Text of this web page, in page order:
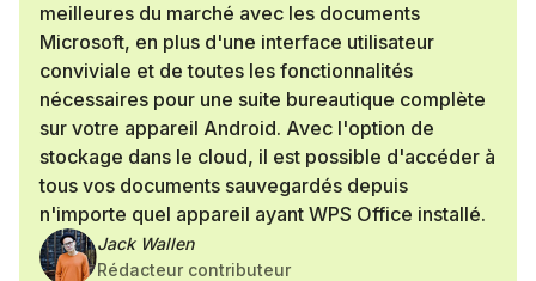
meilleures du marché avec les documents
Microsoft, en plus d'une interface utilisateur
conviviale et de toutes les fonctionnalités
nécessaires pour une suite bureautique complète
sur votre appareil Android. Avec l'option de
stockage dans le cloud, il est possible d'accéder à
tous vos documents sauvegardés depuis
n'importe quel appareil ayant WPS Office installé.
Jack Wallen
Rédacteur contributeur